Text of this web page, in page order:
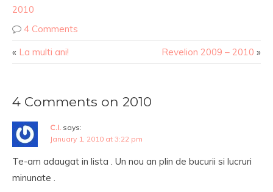
2010
4 Comments
« La multi ani! Revelion 2009 – 2010 »
4 Comments on 2010
C.I. says:
January 1, 2010 at 3:22 pm
Te-am adaugat in lista . Un nou an plin de bucurii si lucruri
minunate .